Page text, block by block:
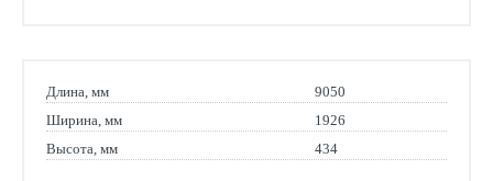
Длина, мм
9050
Ширина, мм
1926
Высота, мм
434